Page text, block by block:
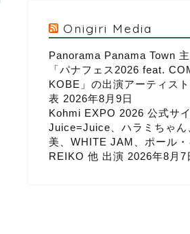
Onigiri Media
Panorama Panama Town
「パナフェス2026 feat.
KOBE」の出演アーティス
表 2026年8月9日
Kohmi EXPO 2026 公式サ
Juice=Juice、ハラミちゃん
美、WHITE JAM、ポール・
REIKO 他 出演 2026年8月7